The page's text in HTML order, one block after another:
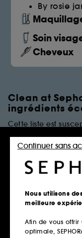
By rosie
Soin
Cheveux
Clean at
ingrédients
Cette liste est
PARFUMS
Règles de
Parfums
Nous utilisons
meilleure
Afin de vous
optimale,
Continuer sans